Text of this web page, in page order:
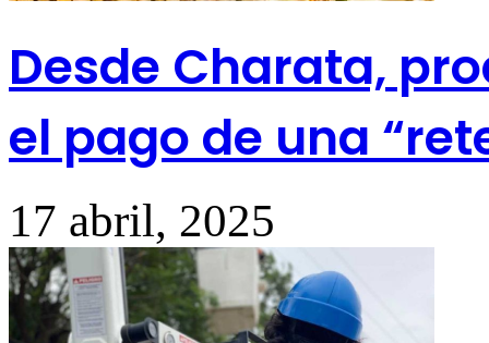
Desde Charata,
el pago de una
17 abril, 2025